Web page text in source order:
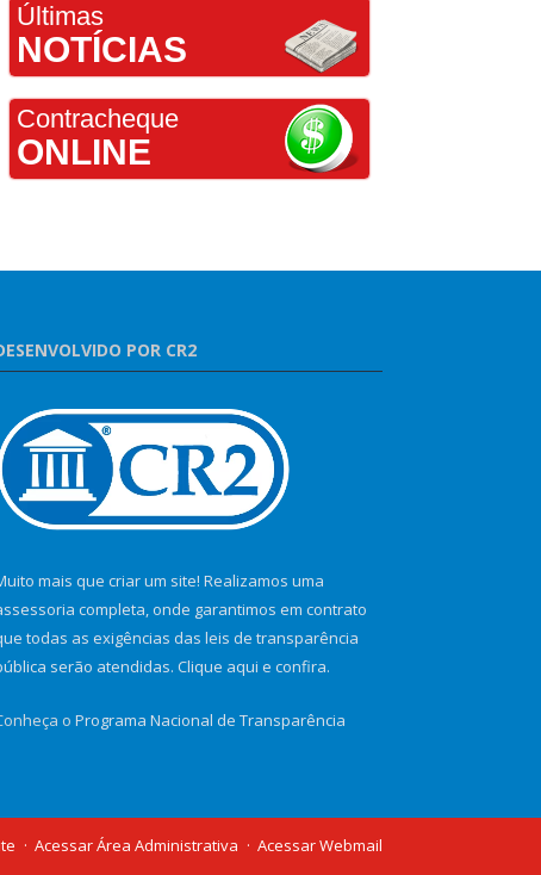
Últimas
NOTÍCIAS
Contracheque
ONLINE
POR CR2
mais que criar um site! Realizamos uma
completa, onde garantimos em contrato
todas as exigências das leis de transparência
serão atendidas. Clique aqui e confira.
o Programa Nacional de Transparência
Acessar Área Administrativa Acessar Webmail